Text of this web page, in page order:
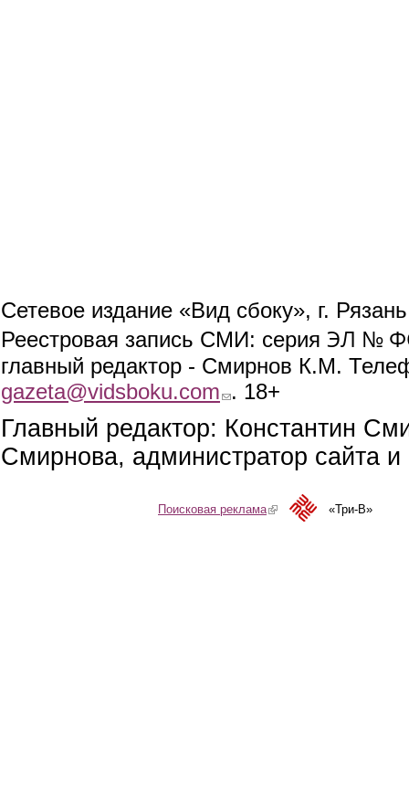
Сетевое издание «Вид сбоку», г.
Реестровая запись СМИ: серия ЭЛ №
главный редактор - Смирнов К.М.
gazeta@vidsboku.com (link sends e-mail)
. 18+
Главный редактор: Константин
Смирнова, администратор сайта
Поисковая реклама(link is external)«Три-В»